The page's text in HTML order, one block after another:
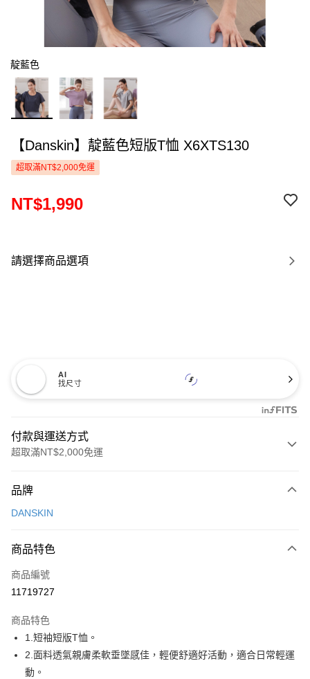
靛藍色
【Danskin】靛藍色短版T恤 X6XTS130
超取滿NT$2,000免運
NT$1,990
請選擇商品選項
AI
找尺寸
付款與運送方式
超取滿NT$2,000免運
信用卡一次付款
LINE Pay
Apple Pay
悠遊付
AFTEE先享後付
相關說明
品牌
DANSKIN
商品特色
商品編號
11719727
商品特色
1.短袖短版T恤。
2.面料透氣親膚柔軟垂墜感佳，輕便舒適好活動，適合日常輕運
動。